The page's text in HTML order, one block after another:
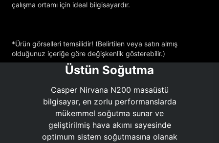
çalışma ortamı için ideal bilgisayardır.
*Ürün görselleri temsilidir! (Belirtilen veya satın almış
olduğunuz içeriğe göre değişkenlik gösterebilir.)
Üstün Soğutma
Casper Nirvana N200 masaüstü
bilgisayar, en zorlu performanslarda
mükemmel soğutma sunar ve
geliştirilmiş hava akımı sayesinde
optimum sistem soğutmasına olanak